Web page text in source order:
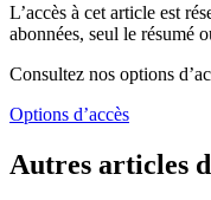
L’accès à cet article est
abonnées, seul le résumé
Consultez nos options
Options d’accès
Autres articles